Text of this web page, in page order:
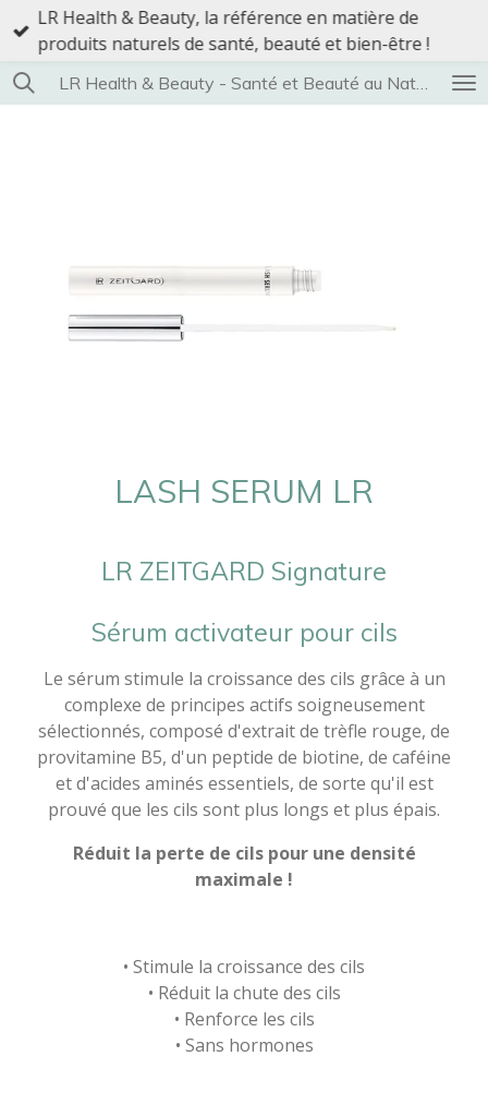
Passer
contenu
principal
LR Health & Beauty - Santé et Beauté au Naturel
LR Health & Beauty, la référence en matière de
produits naturels de santé, beauté et bien-être !
LASH SERUM LR
LR ZEITGARD Signature
Sérum activateur pour cils
Le sérum stimule la croissance des cils grâce à un
complexe de principes actifs soigneusement
sélectionnés, composé d'extrait de trèfle rouge, de
provitamine B5, d'un peptide de biotine, de caféine
et d'acides aminés essentiels, de sorte qu'il est
prouvé que les cils sont plus longs et plus épais.
Réduit la perte de cils pour une densité
maximale !
• Stimule la croissance des cils
• Réduit la chute des cils
• Renforce les cils
• Sans hormones